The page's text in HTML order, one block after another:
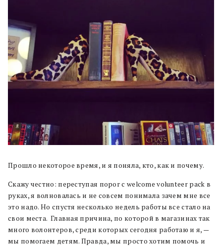
Прошло некоторое время, и я поняла, кто, как и почему.
Скажу честно: переступая порог с welcome volunteer pack в
руках, я волновалась и не совсем понимала зачем мне все
это надо. Но спустя несколько недель работы все стало на
свои места. Главная причина, по которой в магазинах так
много волонтеров, среди которых сегодня работаю и я, —
мы помогаем детям. Правда, мы просто хотим помочь и